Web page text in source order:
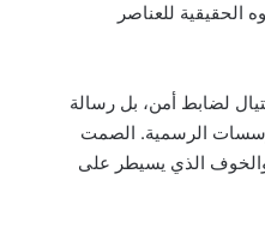
للعناصر
لضابط أمن، بل رسالة
الرسمية. الصمت
الذي يسيطر على